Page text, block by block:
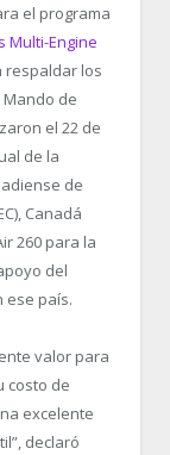
el programa
Multi-Engine
respaldar los
Mando de
el 22 de
de la
de
Canadá
260 para la
del
ese país.
valor para
costo de
excelente
declaró